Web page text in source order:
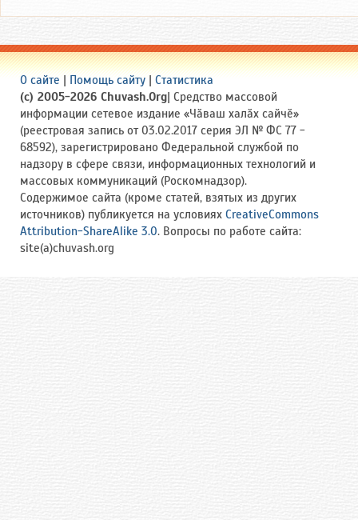
О сайте | Помощь сайту | Статистика
(c) 2005-2026 Chuvash.Org| Средство массовой
информации сетевое издание «Чӑваш халӑх сайчӗ»
(реестровая запись от 03.02.2017 серия ЭЛ № ФС 77 -
68592), зарегистрировано Федеральной службой по
надзору в сфере связи, информационных технологий и
массовых коммуникаций (Роскомнадзор).
Содержимое сайта (кроме статей, взятых из других
источников) публикуется на условиях CreativeCommons
Attribution-ShareAlike 3.0. Вопросы по работе сайта:
site(a)chuvash.org